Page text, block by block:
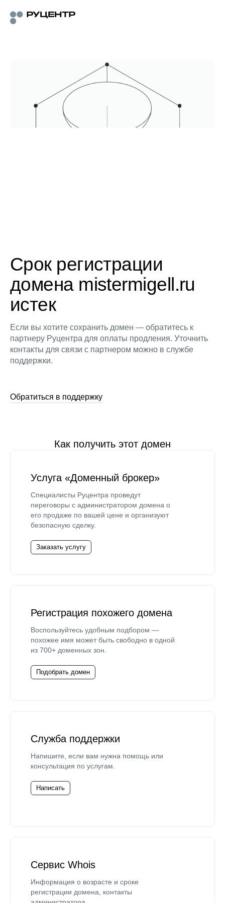
Срок регистрации
домена mistermigell.ru
истек
Если вы хотите сохранить домен — обратитесь к
партнеру Руцентра для оплаты продления. Уточнить
контакты для связи с партнером можно в службе
поддержки.
Обратиться в поддержку
Как получить этот домен
Услуга «Доменный брокер»
Специалисты Руцентра проведут
переговоры с администратором домена о
его продаже по вашей цене и организуют
безопасную сделку.
Заказать услугу
Регистрация похожего домена
Воспользуйтесь удобным подбором —
похожее имя может быть свободно в одной
из 700+ доменных зон.
Подобрать домен
Служба поддержки
Напишите, если вам нужна помощь или
консультация по услугам.
Написать
Сервис Whois
Информация о возрасте и сроке
регистрации домена, контакты